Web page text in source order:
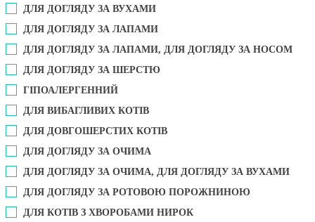
ДЛЯ ДОГЛЯДУ ЗА ВУХАМИ
ДЛЯ ДОГЛЯДУ ЗА ЛАПАМИ
ДЛЯ ДОГЛЯДУ ЗА ЛАПАМИ, ДЛЯ ДОГЛЯДУ ЗА НОСОМ
ДЛЯ ДОГЛЯДУ ЗА ШЕРСТЮ
ГІПОАЛЕРГЕННИЙ
ДЛЯ ВИБАГЛИВИХ КОТІВ
ДЛЯ ДОВГОШЕРСТИХ КОТІВ
ДЛЯ ДОГЛЯДУ ЗА ОЧИМА
ДЛЯ ДОГЛЯДУ ЗА ОЧИМА, ДЛЯ ДОГЛЯДУ ЗА ВУХАМИ
ДЛЯ ДОГЛЯДУ ЗА РОТОВОЮ ПОРОЖНИНОЮ
ДЛЯ КОТІВ З ХВОРОБАМИ НИРОК